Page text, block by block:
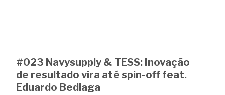
#023 Navysupply & TESS: Inovação
de resultado vira até spin-off feat.
Eduardo Bediaga